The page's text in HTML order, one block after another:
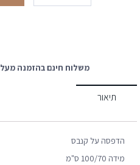
משלוח חינם בהזמנה מעל 300 ש״ח *לא כולל ריהוט*
תיאור
הדפסה על קנבס
מידה 100/70 ס"מ